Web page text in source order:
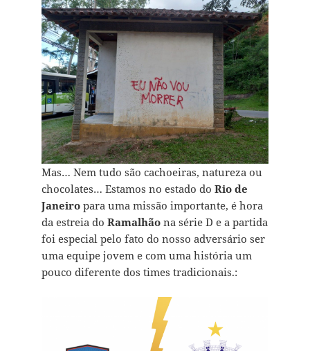
Mas… Nem tudo são cachoeiras, natureza ou
chocolates… Estamos no estado do Rio de
Janeiropara uma missão importante, é hora
da estreia do Ramalhãona série D e a partida
foi especial pelo fato do nosso adversário ser
uma equipe jovem e com uma história um
pouco diferente dos times tradicionais.: